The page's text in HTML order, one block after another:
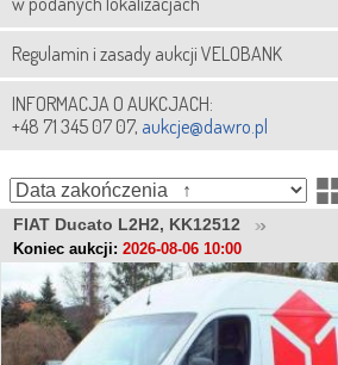
Regulamin i zasady aukcji VELOBANK
INFORMACJA O AUKCJACH:
+48 71 345 07 07, aukcje@dawro.pl
FIAT Ducato L2H2, KK12512
Koniec aukcji: 2026-08-06 10:00